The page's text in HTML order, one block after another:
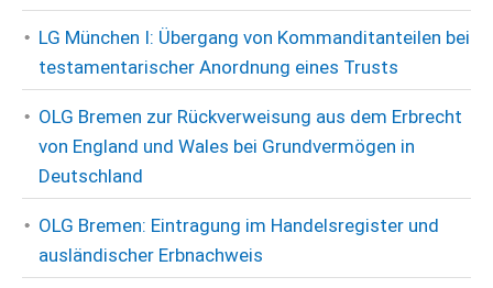
LG München I: Übergang von Kommanditanteilen bei
testamentarischer Anordnung eines Trusts
OLG Bremen zur Rückverweisung aus dem Erbrecht
von England und Wales bei Grundvermögen in
Deutschland
OLG Bremen: Eintragung im Handelsregister und
ausländischer Erbnachweis